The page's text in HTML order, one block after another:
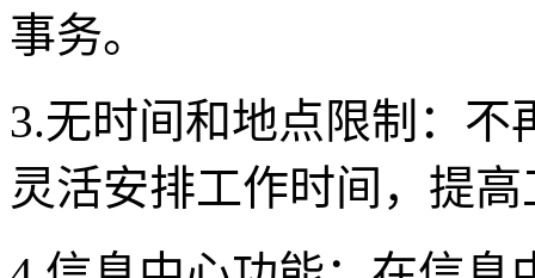
事务。
3.无时间和地点限制：
灵活安排工作时间，提